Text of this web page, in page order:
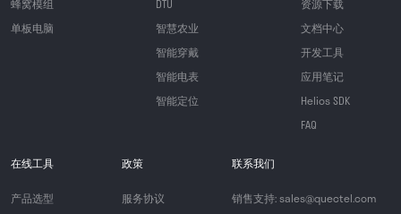
单板电脑
智慧农业
智能穿戴
智能电表
智能定位
文档中心
开发工具
应用笔记
Helios SDK
FAQ
在线工具
产品选型
政策
服务协议
联系我们
销售支持: sales@quectel.com